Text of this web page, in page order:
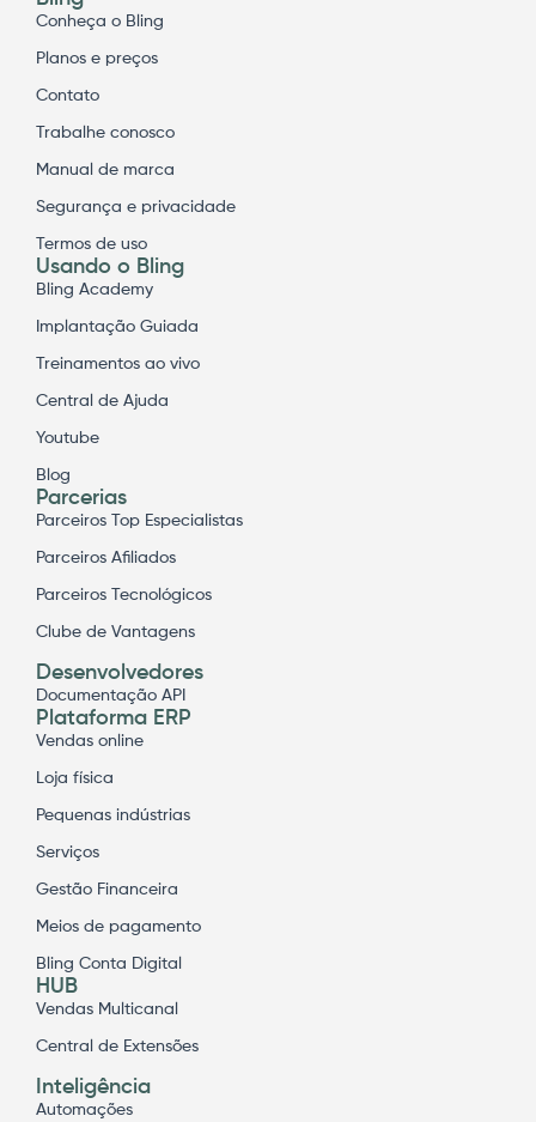
Conheça o Bling
Planos e preços
Contato
Trabalhe conosco
Manual de marca
Segurança e privacidade
Termos de uso
Usando o Bling
Bling Academy
Implantação Guiada
Treinamentos ao vivo
Central de Ajuda
Youtube
Blog
Parcerias
Parceiros Top Especialistas
Parceiros Afiliados
Parceiros Tecnológicos
Clube de Vantagens
Desenvolvedores
Documentação API
Plataforma ERP
Vendas online
Loja física
Pequenas indústrias
Serviços
Gestão Financeira
Meios de pagamento
Bling Conta Digital
HUB
Vendas Multicanal
Central de Extensões
Inteligência
Automações